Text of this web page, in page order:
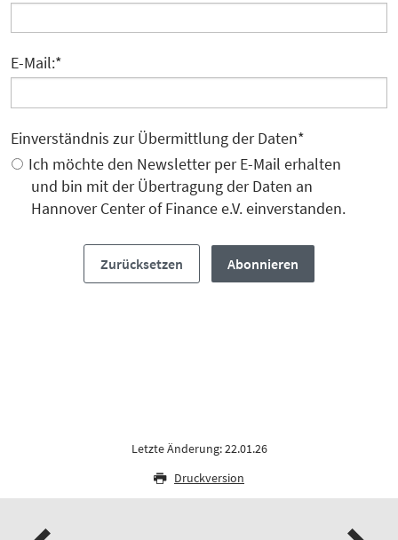
E-Mail:*
Einverständnis zur Übermittlung der Daten*
Ich möchte den Newsletter per E-Mail erhalten
und bin mit der Übertragung der Daten an
Hannover Center of Finance e.V. einverstanden.
Letzte Änderung: 22.01.26
Druckversion